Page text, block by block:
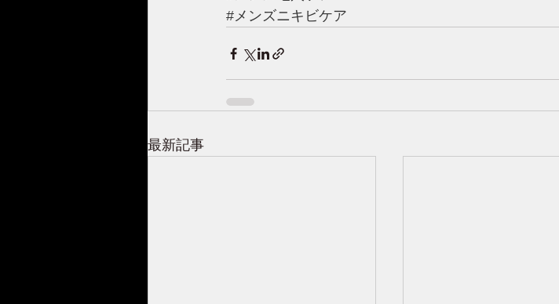
#メンズニキビケア
最新記事